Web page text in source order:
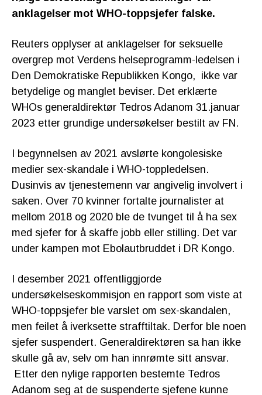
anklagelser mot WHO-toppsjefer falske.
Reuters opplyser at anklagelser for seksuelle
overgrep mot Verdens helseprogramm-ledelsen i
Den Demokratiske Republikken Kongo, ikke var
betydelige og manglet beviser. Det erklærte
WHOs generaldirektør Tedros Adanom 31.januar
2023 etter grundige undersøkelser bestilt av FN.
I begynnelsen av 2021 avslørte kongolesiske
medier sex-skandale i WHO-toppledelsen.
Dusinvis av tjenestemenn var angivelig involvert i
saken. Over 70 kvinner fortalte journalister at
mellom 2018 og 2020 ble de tvunget til å ha sex
med sjefer for å skaffe jobb eller stilling. Det var
under kampen mot Ebolautbruddet i DR Kongo.
I desember 2021 offentliggjorde
undersøkelseskommisjon en rapport som viste at
WHO-toppsjefer ble varslet om sex-skandalen,
men feilet å iverksette strafftiltak. Derfor ble noen
sjefer suspendert. Generaldirektøren sa han ikke
skulle gå av, selv om han innrømte sitt ansvar.
Etter den nylige rapporten bestemte Tedros
Adanom seg at de suspenderte sjefene kunne